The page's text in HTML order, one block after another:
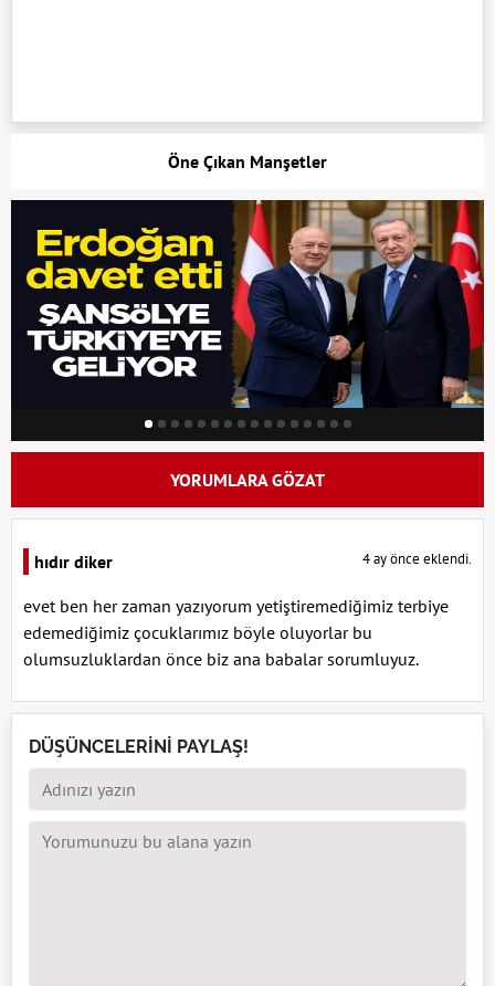
Öne Çıkan Manşetler
YORUMLARA GÖZAT
hıdır diker 4 ay önce eklendi.
evet ben her zaman yazıyorum yetiştiremediğimiz terbiye
edemediğimiz çocuklarımız böyle oluyorlar bu
olumsuzluklardan önce biz ana babalar sorumluyuz.
DÜŞÜNCELERİNİ PAYLAŞ!